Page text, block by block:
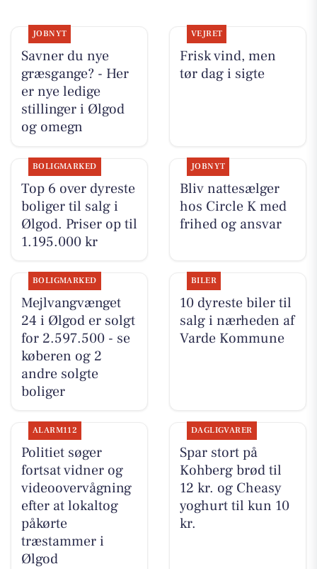
JOBNYT
Savner du nye
græsgange? - Her
er nye ledige
stillinger i Ølgod
og omegn
VEJRET
Frisk vind, men
tør dag i sigte
BOLIGMARKED
Top 6 over dyreste
boliger til salg i
Ølgod. Priser op til
1.195.000 kr
JOBNYT
Bliv nattesælger
hos Circle K med
frihed og ansvar
BOLIGMARKED
Mejlvangvænget
24 i Ølgod er solgt
for 2.597.500 - se
køberen og 2
andre solgte
boliger
BILER
10 dyreste biler til
salg i nærheden af
Varde Kommune
ALARM112
Politiet søger
fortsat vidner og
videoovervågning
efter at lokaltog
påkørte
træstammer i
Ølgod
DAGLIGVARER
Spar stort på
Kohberg brød til
12 kr. og Cheasy
yoghurt til kun 10
kr.